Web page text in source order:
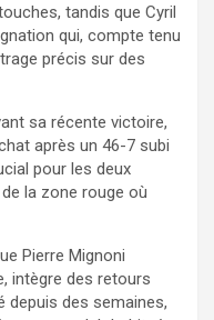
tandis que Cyril
qui, compte tenu
précis sur des
sa récente victoire,
après un 46-7 subi
pour les deux
la zone rouge où
Pierre Mignoni
intègre des retours
depuis des semaines,